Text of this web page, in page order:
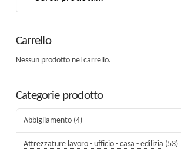
Carrello
Nessun prodotto nel carrello.
Categorie prodotto
Abbigliamento (4)
Attrezzature lavoro - ufficio - casa - edilizia (53)